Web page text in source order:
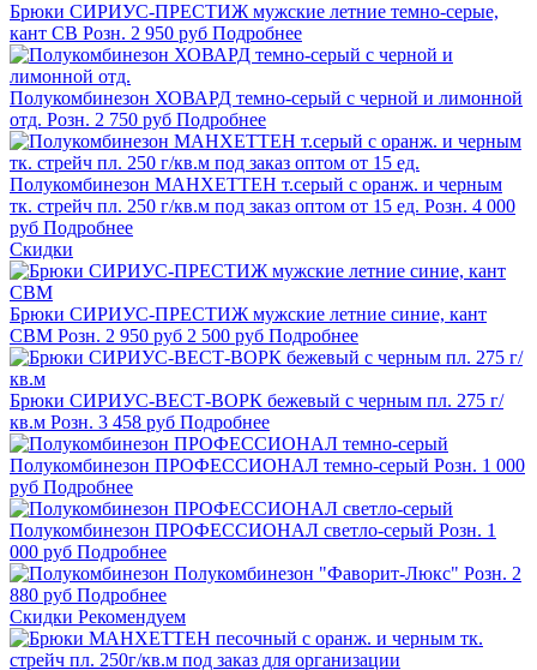
Брюки СИРИУС-ПРЕСТИЖ мужские летние темно-серые,
кант СВ Розн. 2 950 руб Подробнее
Полукомбинезон ХОВАРД темно-серый с черной и лимонной
отд. Розн. 2 750 руб Подробнее
Полукомбинезон МАНХЕТТЕН т.серый с оранж. и черным
тк. стрейч пл. 250 г/кв.м под заказ оптом от 15 ед. Розн. 4 000
руб Подробнее
Скидки
Брюки СИРИУС-ПРЕСТИЖ мужские летние синие, кант
СВМ Розн. 2 950 руб 2 500 руб Подробнее
Брюки СИРИУС-ВЕСТ-ВОРК бежевый с черным пл. 275 г/
кв.м Розн. 3 458 руб Подробнее
Полукомбинезон ПРОФЕССИОНАЛ темно-серый Розн. 1 000
руб Подробнее
Полукомбинезон ПРОФЕССИОНАЛ светло-серый Розн. 1
000 руб Подробнее
Полукомбинезон "Фаворит-Люкс" Розн. 2
880 руб Подробнее
Скидки Рекомендуем